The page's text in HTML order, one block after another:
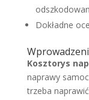
Dokładne
Kosztorys
naprawy
trzeba